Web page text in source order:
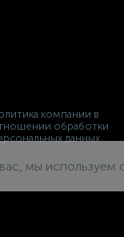
компании в
обработки
данных
мы используем